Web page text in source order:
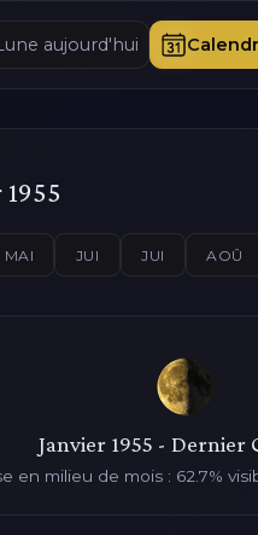
aujourd'hui
MAI JUI JUI AOÛ
Janvier 1955 - Dernier
en milieu de mois : 62.7%